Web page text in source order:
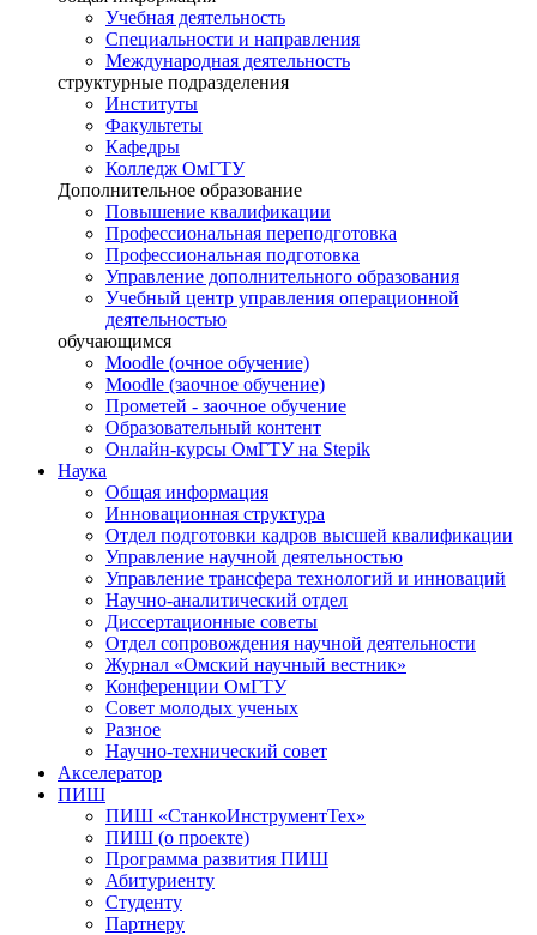
Учебная деятельность
Специальности и направления
Международная деятельность
структурные подразделения
Институты
Факультеты
Кафедры
Колледж ОмГТУ
Дополнительное образование
Повышение квалификации
Профессиональная переподготовка
Профессиональная подготовка
Управление дополнительного образования
Учебный центр управления операционной
деятельностью
обучающимся
Moodle (очное обучение)
Moodle (заочное обучение)
Прометей - заочное обучение
Образовательный контент
Онлайн-курсы ОмГТУ на Stepik
Наука
Общая информация
Инновационная структура
Отдел подготовки кадров высшей квалификации
Управление научной деятельностью
Управление трансфера технологий и инноваций
Научно-аналитический отдел
Диссертационные советы
Отдел сопровождения научной деятельности
Журнал «Омский научный вестник»
Конференции ОмГТУ
Совет молодых ученых
Разное
Научно-технический совет
Акселератор
ПИШ
ПИШ «СтанкоИнструментТех»
ПИШ (о проекте)
Программа развития ПИШ
Абитуриенту
Студенту
Партнеру